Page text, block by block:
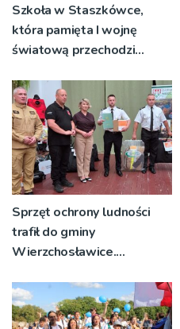
Szkoła w Staszkówce,
która pamięta I wojnę
światową przechodzi
Sprzęt ochrony ludności
trafił do gminy
Wierzchosławice.
strażacy i przedstawiciele
wodociągów